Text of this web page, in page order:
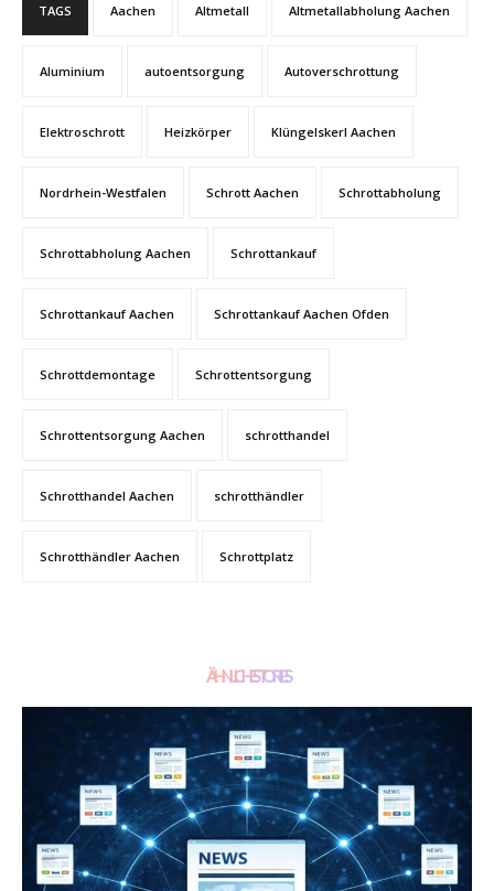
TAGS Aachen Altmetall Altmetallabholung Aachen
Aluminium autoentsorgung Autoverschrottung
Elektroschrott Heizkörper Klüngelskerl Aachen
Nordrhein-Westfalen Schrott Aachen Schrottabholung
Schrottabholung Aachen Schrottankauf
Schrottankauf Aachen Schrottankauf Aachen Ofden
Schrottdemontage Schrottentsorgung
Schrottentsorgung Aachen schrotthandel
Schrotthandel Aachen schrotthändler
Schrotthändler Aachen Schrottplatz
ÄHNLICHE STORIES